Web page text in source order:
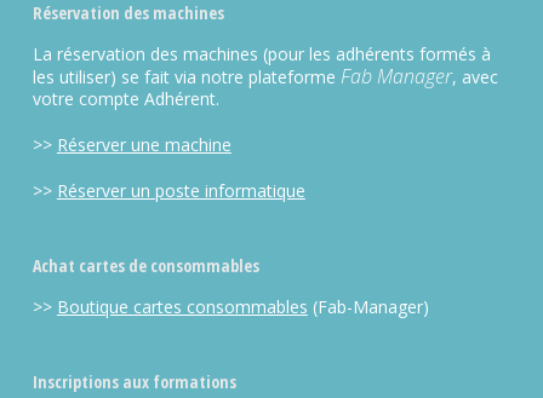
Réservation des machines
La réservation des machines (pour les adhérents formés à
les utiliser) se fait via notre plateforme Fab Manager, avec
votre compte Adhérent.
>> Réserver une machine
>> Réserver un poste informatique
Achat cartes de consommables
>> Boutique cartes consommables (Fab-Manager)
Inscriptions aux formations